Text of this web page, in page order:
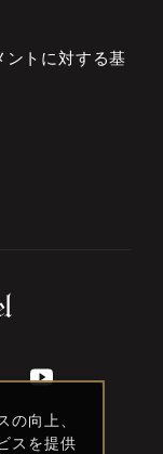
トに対する基
の向上、
スを提供